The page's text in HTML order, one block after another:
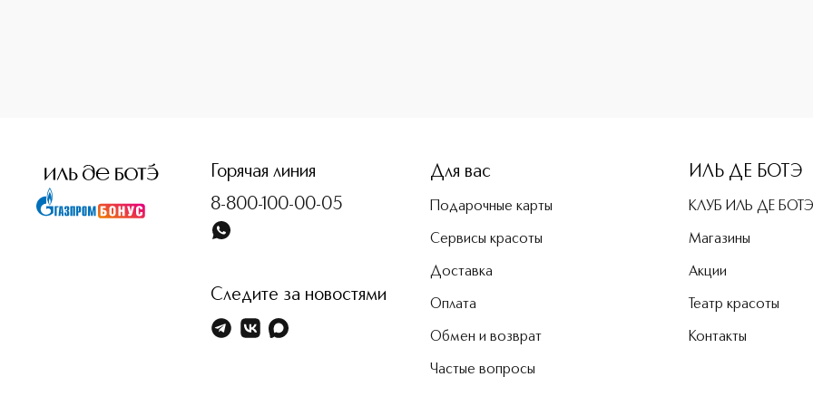
Горячая линия
8-800-100-00-05
Следите за новостями
Для вас
Подарочные карты
Сервисы красоты
Доставка
Оплата
Обмен и возврат
Частые вопросы
ИЛЬ ДЕ БОТЭ
КЛУБ ИЛЬ ДЕ БОТЭ
Магазины
Акции
Театр красоты
Контакты